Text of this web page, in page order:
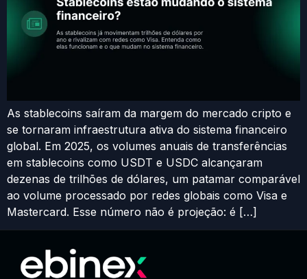
As stablecoins saíram da margem do mercado cripto e
se tornaram infraestrutura ativa do sistema financeiro
global. Em 2025, os volumes anuais de transferências
em stablecoins como USDT e USDC alcançaram
dezenas de trilhões de dólares, um patamar comparável
ao volume processado por redes globais como Visa e
Mastercard. Esse número não é projeção: é […]